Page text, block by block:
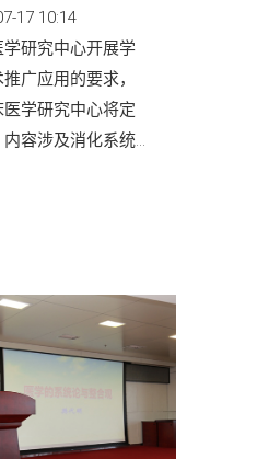
17 10:14
研究中心开展学
广应用的要求，
学研究中心将定
容涉及消化系统...